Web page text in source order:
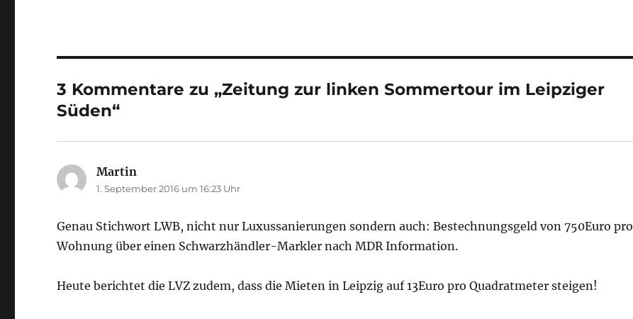
3 Kommentare zu „Zeitung zur linken Sommertour im Leipziger
Süden“
Martin
1. September 2016 um 16:23 Uhr
Genau Stichwort LWB, nicht nur Luxussanierungen sondern auch: Bestechnungsgeld von 750Euro pro
Wohnung über einen Schwarzhändler-Markler nach MDR Information.
Heute berichtet die LVZ zudem, dass die Mieten in Leipzig auf 13Euro pro Quadratmeter steigen!